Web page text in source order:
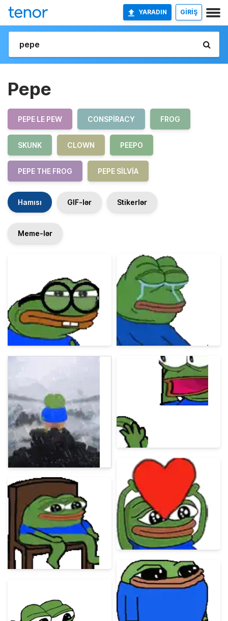
YARADIN GİRİŞ
Pepe
PEPE LE PEW CONSPIRACY FROG
SKUNK CLOWN PEEPO
PEPE THE FROG PEPE SILVIA
Hamısı GIF-lər Stikerlər
Meme-lər